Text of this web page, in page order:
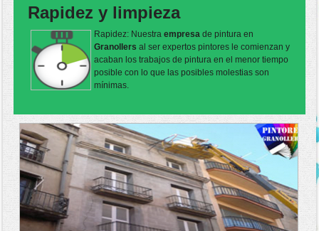
Rapidez y limpieza
Rapidez: Nuestra empresa de pintura en
Granollers al ser expertos pintores le comienzan y
acaban los trabajos de pintura en el menor tiempo
posible con lo que las posibles molestias son
mínimas.